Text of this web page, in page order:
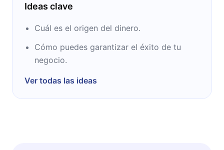
Ideas clave
Cuál es el origen del dinero.
Cómo puedes garantizar el éxito de tu
negocio.
Ver todas las ideas